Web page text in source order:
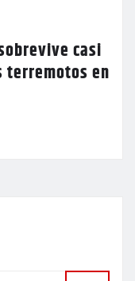
casi
terremotos en